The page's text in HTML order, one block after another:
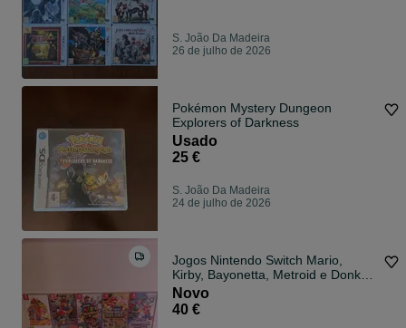
S. João Da Madeira
26 de julho de 2026
Pokémon Mystery Dungeon
Explorers of Darkness
Usado
25 €
S. João Da Madeira
24 de julho de 2026
Jogos Nintendo Switch Mario,
Kirby, Bayonetta, Metroid e Donkey
Kong para Nintendo Switch
Novo
40 €